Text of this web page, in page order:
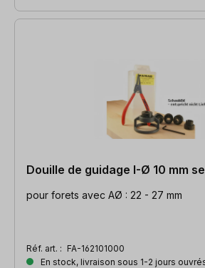
Douille de guidage I-Ø 10 mm
pour forets avec AØ : 22 - 27 mm
Réf. art. : FA-162101000
En stock, livraison sous 1-2 jours